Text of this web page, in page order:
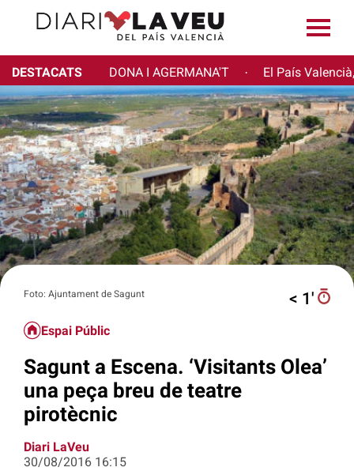
DESTACATS DONA I AGERMANA'T · El País
Foto: Ajuntament de Sagunt < 1′
Espai Públic
Sagunt a Escena. ‘Visitants Olea’
una peça breu de teatre
pirotècnic
Diari LaVeu
30/08/2016 16:15